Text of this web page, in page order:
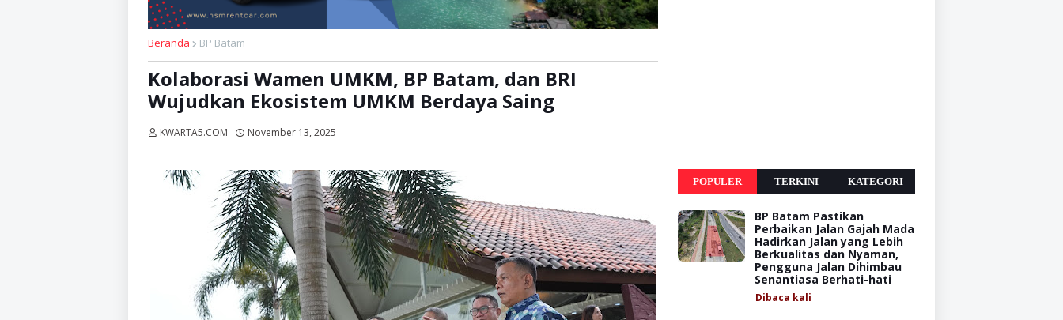
Beranda BP Batam
Kolaborasi Wamen UMKM, BP Batam, dan BRI
Wujudkan Ekosistem UMKM Berdaya Saing
KWARTA5.COM November 13, 2025
POPULER TERKINI KATEGORI
BP Batam Pastikan
Perbaikan Jalan Gajah Mada
Hadirkan Jalan yang Lebih
Berkualitas dan Nyaman,
Pengguna Jalan Dihimbau
Senantiasa Berhati-hati
Dibaca kali